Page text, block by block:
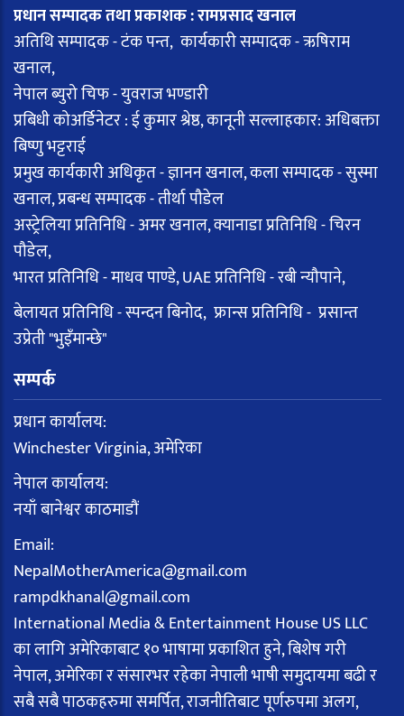
प्रधान सम्पादक तथा प्रकाशक : रामप्रसाद खनाल
अतिथि सम्पादक - टंक पन्त, कार्यकारी सम्पादक - ऋषिराम
खनाल,
नेपाल ब्युरो चिफ - युवराज भण्डारी
प्रबिधी कोअर्डिनेटर : ई कुमार श्रेष्ठ, कानूनी सल्लाहकार: अधिबक्ता
बिष्णु भट्टराई
प्रमुख कार्यकारी अधिकृत - ज्ञानन खनाल, कला सम्पादक - सुस्मा
खनाल, प्रबन्ध सम्पादक - तीर्था पौडेल
अस्ट्रेलिया प्रतिनिधि - अमर खनाल, क्यानाडा प्रतिनिधि - चिरन
पौडेल,
भारत प्रतिनिधि - माधव पाण्डे, UAE प्रतिनिधि - रबी न्यौपाने,
बेलायत प्रतिनिधि - स्पन्दन बिनोद, फ्रान्स प्रतिनिधि - प्रसान्त
उप्रेती "भुइँमान्छे"
सम्पर्क
प्रधान कार्यालय:
Winchester Virginia, अमेरिका
नेपाल कार्यालय:
नयाँ बानेश्वर काठमाडौं
Email:
NepalMotherAmerica@gmail.com
rampdkhanal@gmail.com
International Media & Entertainment House US LLC
का लागि अमेरिकाबाट १० भाषामा प्रकाशित हुने, बिशेष गरी
नेपाल, अमेरिका र संसारभर रहेका नेपाली भाषी समुदायमा बढी र
सबै सबै पाठकहरुमा समर्पित, राजनीतिबाट पूर्णरुपमा अलग,